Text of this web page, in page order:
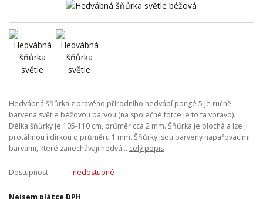
Hedvábná šňůrka z pravého přírodního hedvábí pongé 5 je ručně
barvená světle béžovou barvou (na společné fotce je to ta vpravo).
Délka šňůrky je 105-110 cm, průměr cca 2 mm. Šňůrka je plochá a lze ji
protáhnou i dírkou o průměru 1 mm. Šňůrky jsou barveny napařovacími
barvami, které zanechávají hedvá... celý popis
Dostupnost nedostupné
Nejsem plátce DPH